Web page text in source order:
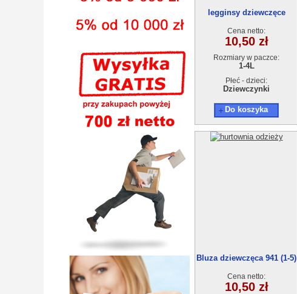
legginsy dziewczęce
Cena netto:
10,50 zł
Rozmiary w paczce:
1-4L
Płeć - dzieci:
Dziewczynki
Do koszyka
Bluza dziewczęca 941 (1-5)
Cena netto:
10,50 zł